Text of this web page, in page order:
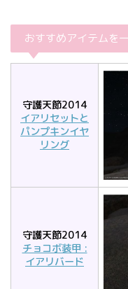
おすすめアイテムを
守護天節2014
イアリセットと
パンプキンイヤ
リング
守護天節2014
チョコボ装甲 :
イアリバード